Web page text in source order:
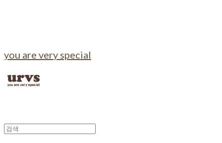
you are very special